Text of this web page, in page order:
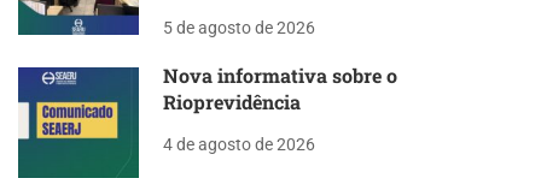
5 de agosto de 2026
Nova informativa sobre o
Rioprevidência
4 de agosto de 2026